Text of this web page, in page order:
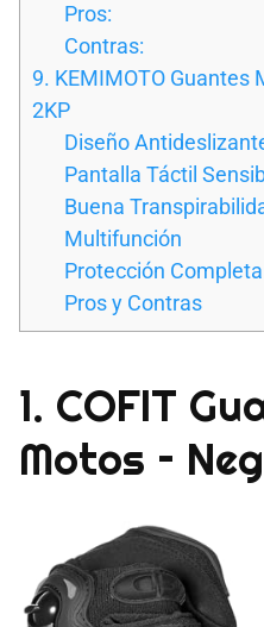
Pros:
Contras:
9. KEMIMOTO Guantes
2KP
Diseño
Pantalla Táctil
Buena
Multifunción
Protección Completa
Pros y Contras
1. COFIT
Motos –